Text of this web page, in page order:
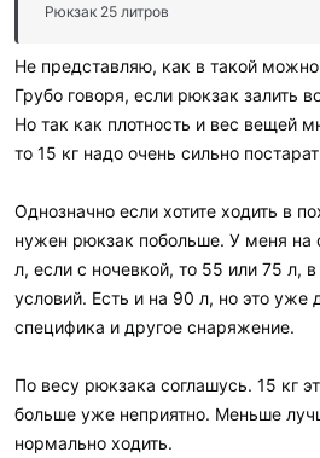
Рюкзак 25 литров
Не представляю, как в такой можно
Грубо говоря, если рюкзак залить
Но так как плотность и вес вещей
то 15 кг надо очень сильно
Однозначно если хотите ходить в
нужен рюкзак побольше. У меня
л, если с ночевкой, то 55 или 75 л,
условий. Есть и на 90 л, но это уже
специфика и другое снаряжение.
По весу рюкзака соглашусь. 15 кг
больше уже неприятно. Меньше
нормально ходить.